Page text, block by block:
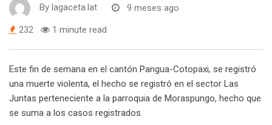
By lagaceta.lat 9 meses ago
232 1 minute read
Este fin de semana en el cantón Pangua-Cotopaxi, se registró
una muerte violenta, el hecho se registró en el sector Las
Juntas perteneciente a la parroquia de Moraspungo, hecho que
se suma a los casos registrados.